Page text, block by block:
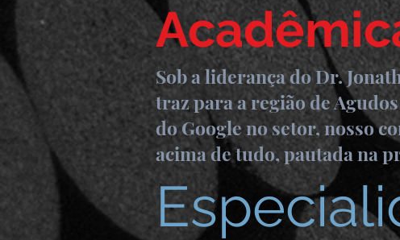
Sob a liderança do Dr.
traz para a região de
do Google no setor, nosso
acima de tudo, pautada na